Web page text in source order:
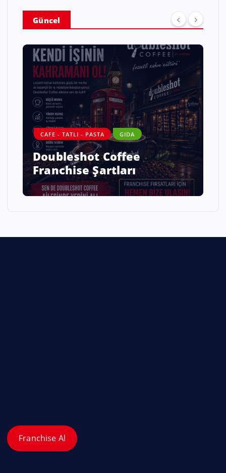
Güncel
CAFE - TATLI - PASTA GIDA
Doubleshot Coffee
Franchise Şartları
Franchise Al